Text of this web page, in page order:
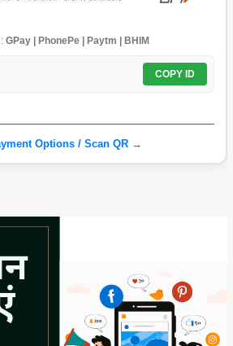
GPay | PhonePe | Paytm | BHIM
COPY ID
Options / Scan QR →